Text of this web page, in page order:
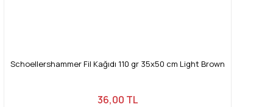
Schoellershammer Fil Kağıdı 110 gr 35x50 cm Light Brown
36,00 TL